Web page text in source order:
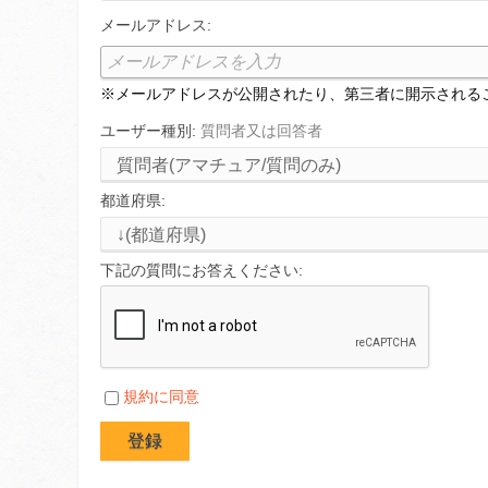
メールアドレス:
※メールアドレスが公開されたり、第三者に開示される
ユーザー種別: 質問者又は回答者
都道府県:
下記の質問にお答えください:
規約に同意